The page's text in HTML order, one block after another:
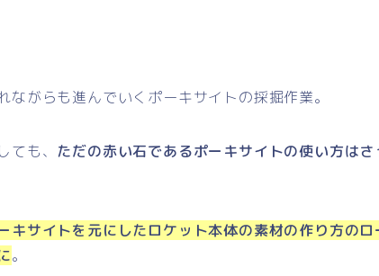
ながらも進んでいくポーキサイトの採掘作業。
ても、 ただの赤い石であるポーキサイトの使い方は
キサイトを元にしたロケット本体の素材の作り方の
。